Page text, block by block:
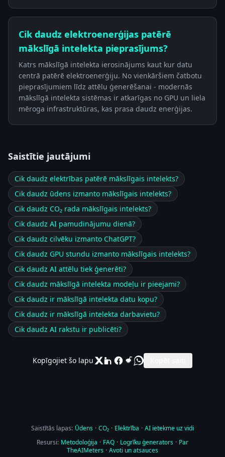
Cik daudz elektroenerģijas patērē
mākslīgā intelekta pieprasījums?
Katrs mākslīgā intelekta ierosinājums kaut kur datu
centrā patērē elektroenerģiju. No vienkāršiem čatbotu
pieprasījumiem līdz attēlu ģenerēšanai - modernās
mākslīgā intelekta sistēmas ir atkarīgas no GPU un liela
mēroga infrastruktūras, kas prasa daudz enerģijas.
Saistītie jautājumi
Cik daudz elektrības patērē mākslīgais intelekts?
Cik daudz ūdens izmanto mākslīgais intelekts?
Cik daudz CO₂ rada mākslīgais intelekts?
Cik daudz AI pamudinājumu dienā?
Cik daudz cilvēku izmanto ChatGPT?
Cik daudz GPU stundu izmanto mākslīgais intelekts?
Cik daudz AI attēlu tiek ģenerēti?
Cik daudz mākslīgā intelekta modeļu ir pieejami?
Cik daudz ir mākslīgā intelekta datu kopu?
Cik daudz ir mākslīgā intelekta darbavietu?
Cik daudz AI rakstu ir publicēti?
Kopīgojiet šo lapu
Saistītās lapas: Ūdens · CO₂ · Elektrība · AI ietekme uz vidi
Resursi: Metodoloģija · FAQ · Logrīku ģenerators · Par
TheAIMeters · Avoti un atsauces